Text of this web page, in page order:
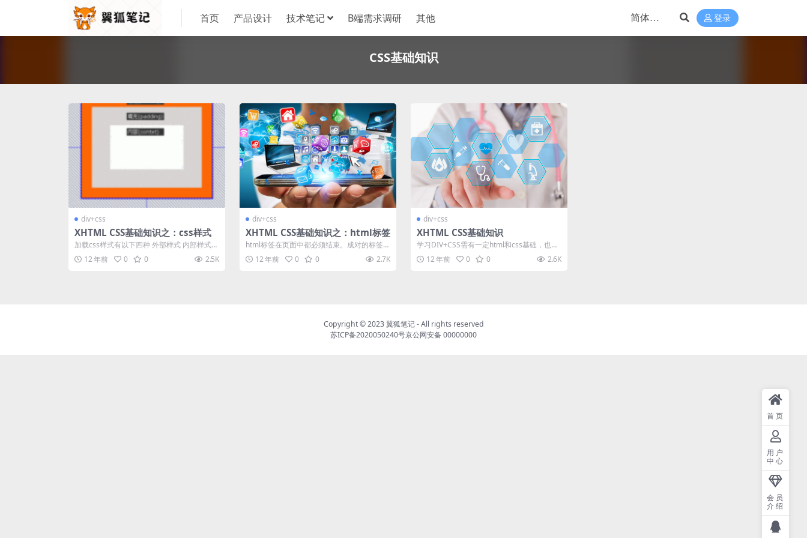
首页 产品设计 技术笔记 B端需求调研 其他 登录
CSS基础知识
div+css
XHTML CSS基础知识之：css样式
加载css样式有以下四种 外部样式 内部样式
行内样式 导入样式 <lin...
12 年前 0 0 2.5K
div+css
XHTML CSS基础知识之：html标签
html标签在页面中都必须结束。成对的标签以
“/标签名”结束，有些单一的标签在本...
12 年前 0 0 2.7K
div+css
XHTML CSS基础知识
学习DIV+CSS需有一定html和css基础，也就
是指您之前做过网页，会用表格...
12 年前 0 0 2.6K
Copyright © 2023翼狐笔记- All rights reserved
苏ICP备2020050240号京公网安备 00000000
首页
用户
中心
会员
介绍